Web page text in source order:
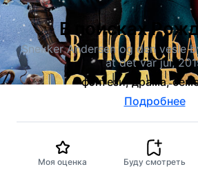
В поисках
Snekker Andersen og den vesle
at det var jul,
фэнтези, драма,
Подробнее
Моя оценка Буду смотреть